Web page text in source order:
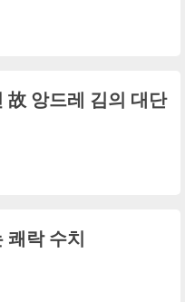
故 앙드레 김의 대단
쾌락 수치